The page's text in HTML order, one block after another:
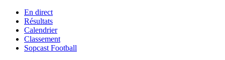
En direct
Résultats
Calendrier
Classement
Sopcast Football